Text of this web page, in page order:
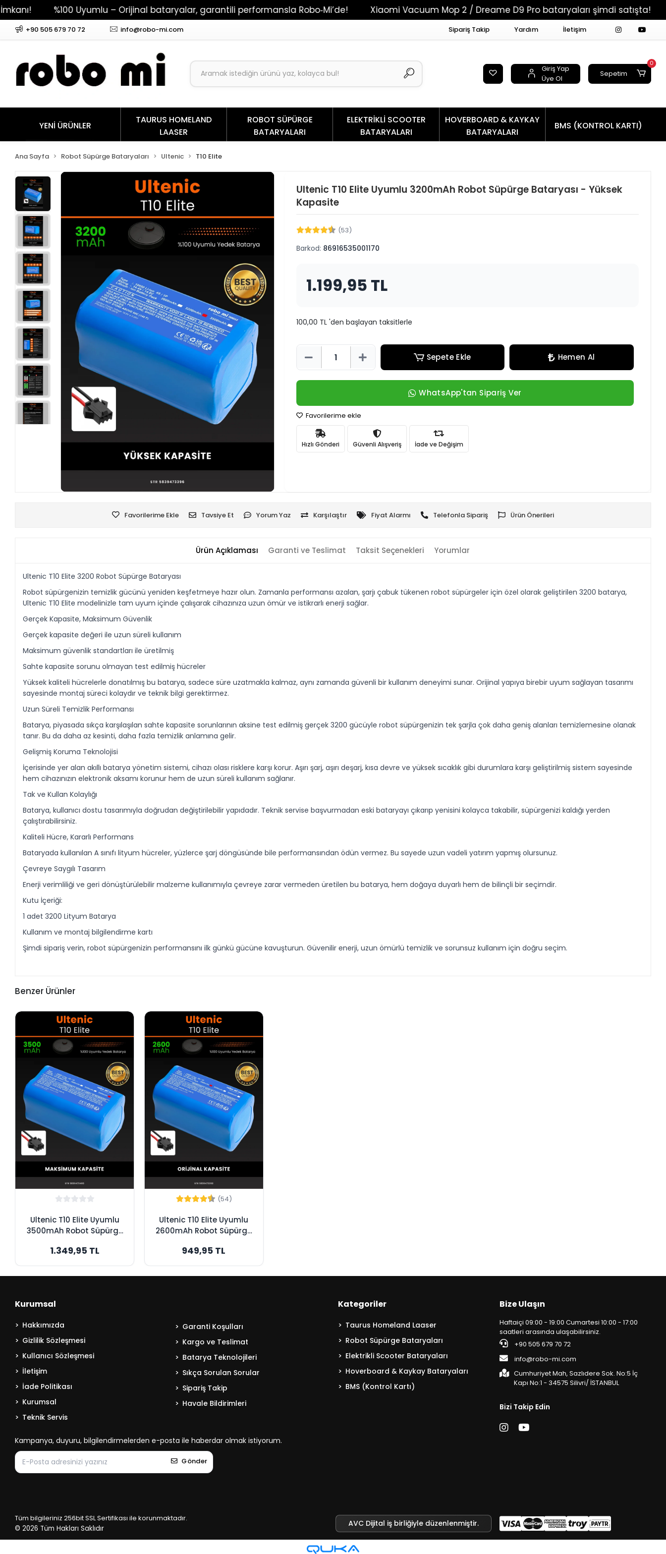
%100 Uyumlu – Orijinal bataryalar, garantili performansla Robo‑Mi’de! Xiaomi Vacuum Mop 2 / Dreame D9 Pro bataryaları şimdi satışta! Tüm
+90 505 679 70 72 info@robo-mi.com Sipariş Takip Yardım İletişim
Giriş Yap
Üye Ol
Sepetim
0
YENİ ÜRÜNLER
TAURUS HOMELAND
LAASER
ROBOT SÜPÜRGE
BATARYALARI
ELEKTRİKLİ SCOOTER
BATARYALARI
HOVERBOARD & KAYKAY
BATARYALARI
BMS (KONTROL KARTI)
Ana Sayfa Robot Süpürge Bataryaları Ultenic T10 Elite
Ultenic T10 Elite Uyumlu 3200mAh Robot Süpürge Bataryası - Yüksek
Kapasite
(53)
Barkod: 86916535001170
1.199,95 TL
100,00 TL 'den başlayan taksitlerle
Sepete Ekle Hemen Al
WhatsApp'tan Sipariş Ver
Favorilerime ekle
Hızlı Gönderi Güvenli Alışveriş İade ve Değişim
Favorilerime Ekle Tavsiye Et Yorum Yaz Karşılaştır Fiyat Alarmı Telefonla Sipariş Ürün Önerileri
Ürün Açıklaması Garanti ve Teslimat Taksit Seçenekleri Yorumlar
Ultenic T10 Elite 3200 Robot Süpürge Bataryası
Robot süpürgenizin temizlik gücünü yeniden keşfetmeye hazır olun. Zamanla performansı azalan, şarjı çabuk tükenen robot süpürgeler için özel olarak geliştirilen 3200 batarya,
Ultenic T10 Elite modelinizle tam uyum içinde çalışarak cihazınıza uzun ömür ve istikrarlı enerji sağlar.
Gerçek Kapasite, Maksimum Güvenlik
Gerçek kapasite değeri ile uzun süreli kullanım
Maksimum güvenlik standartları ile üretilmiş
Sahte kapasite sorunu olmayan test edilmiş hücreler
Yüksek kaliteli hücrelerle donatılmış bu batarya, sadece süre uzatmakla kalmaz, aynı zamanda güvenli bir kullanım deneyimi sunar. Orijinal yapıya birebir uyum sağlayan tasarımı
sayesinde montaj süreci kolaydır ve teknik bilgi gerektirmez.
Uzun Süreli Temizlik Performansı
Batarya, piyasada sıkça karşılaşılan sahte kapasite sorunlarının aksine test edilmiş gerçek 3200 gücüyle robot süpürgenizin tek şarjla çok daha geniş alanları temizlemesine olanak
tanır. Bu da daha az kesinti, daha fazla temizlik anlamına gelir.
Gelişmiş Koruma Teknolojisi
İçerisinde yer alan akıllı batarya yönetim sistemi, cihazı olası risklere karşı korur. Aşırı şarj, aşırı deşarj, kısa devre ve yüksek sıcaklık gibi durumlara karşı geliştirilmiş sistem sayesinde
hem cihazınızın elektronik aksamı korunur hem de uzun süreli kullanım sağlanır.
Tak ve Kullan Kolaylığı
Batarya, kullanıcı dostu tasarımıyla doğrudan değiştirilebilir yapıdadır. Teknik servise başvurmadan eski bataryayı çıkarıp yenisini kolayca takabilir, süpürgenizi kaldığı yerden
çalıştırabilirsiniz.
Kaliteli Hücre, Kararlı Performans
Bataryada kullanılan A sınıfı lityum hücreler, yüzlerce şarj döngüsünde bile performansından ödün vermez. Bu sayede uzun vadeli yatırım yapmış olursunuz.
Çevreye Saygılı Tasarım
Enerji verimliliği ve geri dönüştürülebilir malzeme kullanımıyla çevreye zarar vermeden üretilen bu batarya, hem doğaya duyarlı hem de bilinçli bir seçimdir.
Kutu İçeriği:
1 adet 3200 Lityum Batarya
Kullanım ve montaj bilgilendirme kartı
Şimdi sipariş verin, robot süpürgenizin performansını ilk günkü gücüne kavuşturun. Güvenilir enerji, uzun ömürlü temizlik ve sorunsuz kullanım için doğru seçim.
Benzer Ürünler
Ultenic T10 Elite Uyumlu
3500mAh Robot Süpürge
Kapasite
1.349,95 TL
(54)
Ultenic T10 Elite Uyumlu
2600mAh Robot Süpürge
Kapasite
949,95 TL
Kurumsal
Hakkımızda
Gizlilik Sözleşmesi
Kullanıcı Sözleşmesi
İletişim
İade Politikası
Kurumsal
Teknik Servis
Garanti Koşulları
Kargo ve Teslimat
Batarya Teknolojileri
Sıkça Sorulan Sorular
Sipariş Takip
Havale Bildirimleri
Kampanya, duyuru, bilgilendirmelerden e-posta ile haberdar olmak istiyorum.
Gönder
Kategoriler
Taurus Homeland Laaser
Robot Süpürge Bataryaları
Elektrikli Scooter Bataryaları
Hoverboard & Kaykay Bataryaları
BMS (Kontrol Kartı)
Bize Ulaşın
Haftaiçi 09:00 - 19:00 Cumartesi 10:00 - 17:00
saatleri arasında ulaşabilirsiniz.
+90 505 679 70 72
info@robo-mi.com
Cumhuriyet Mah, Sazlıdere Sok. No:5 İç
Kapı No:1 - 34575 Silivri/ İSTANBUL
Bizi Takip Edin
Tüm bilgileriniz 256bit SSL Sertifikası ile korunmaktadır.
© 2026 Tüm Hakları Saklıdır
AVC Dijital iş birliğiyle düzenlenmiştir.